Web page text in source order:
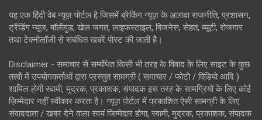
यह एक हिंदी वेब न्यूज़ पोर्टल है जिसमें ब्रेकिंग न्यूज़ के अलावा राजनीति, प्रशासन,
ट्रेंडिंग न्यूज, बॉलीवुड, खेल जगत, लाइफस्टाइल, बिजनेस, सेहत, ब्यूटी, रोजगार
तथा टेक्नोलॉजी से संबंधित खबरें पोस्ट की जाती है।
Disclaimer - समाचार से सम्बंधित किसी भी तरह के विवाद के लिए साइट के कुछ
तत्वों में उपयोगकर्ताओं द्वारा प्रस्तुत सामग्री ( समाचार / फोटो / विडियो आदि )
शामिल होगी स्वामी, मुद्रक, प्रकाशक, संपादक इस तरह के सामग्रियों के लिए कोई
ज़िम्मेदार नहीं स्वीकार करता है। न्यूज़ पोर्टल में प्रकाशित ऐसी सामग्री के लिए
संवाददाता / खबर देने वाला स्वयं जिम्मेदार होगा, स्वामी, मुद्रक, प्रकाशक, संपादक